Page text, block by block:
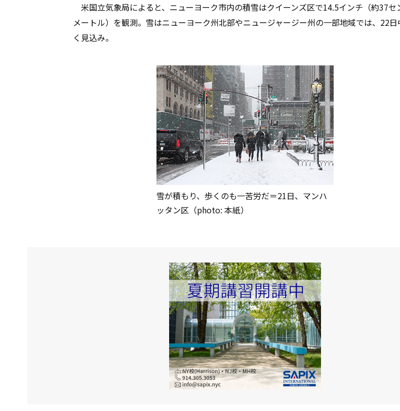
米国立気象局によると、ニューヨーク市内の積雪はクイーンズ区で14.5インチ（約37セ
メートル）を観測。雪はニューヨーク州北部やニュージャージー州の一部地域では、22日
く見込み。
雪が積もり、歩くのも一苦労だ＝21日、マンハ
ッタン区（photo: 本紙）